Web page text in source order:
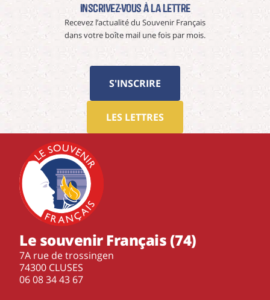
Inscrivez-vous à La Lettre
Recevez l’actualité du Souvenir Français
dans votre boîte mail une fois par mois.
S'INSCRIRE
LES LETTRES
Le souvenir Français (74)
7A rue de trossingen
74300 CLUSES
‭06 08 34 43 67‬